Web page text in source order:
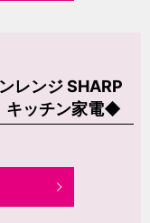
レンジ SHARP
キッチン家電◆